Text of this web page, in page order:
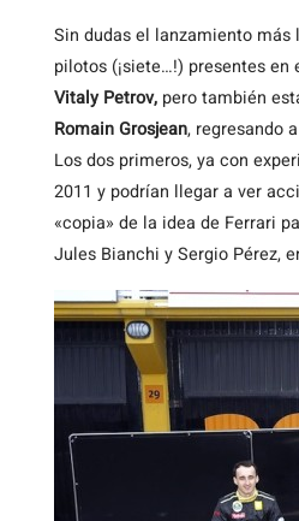
Sin dudas el lanzamiento
pilotos (¡siete…!) presentes
Vitaly Petrov, pero también
Romain Grosjean, regresando
Los dos primeros, ya con
2011 y podrían llegar a ver
«copia» de la idea de Ferrari
Jules Bianchi y Sergio Pérez,